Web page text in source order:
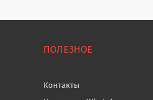
ПОЛЕЗНОЕ
Контакты